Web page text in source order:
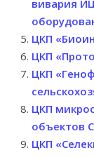
вивария
ЦКП
ЦКП
ЦКП
ЦКП
объектов
ЦКП